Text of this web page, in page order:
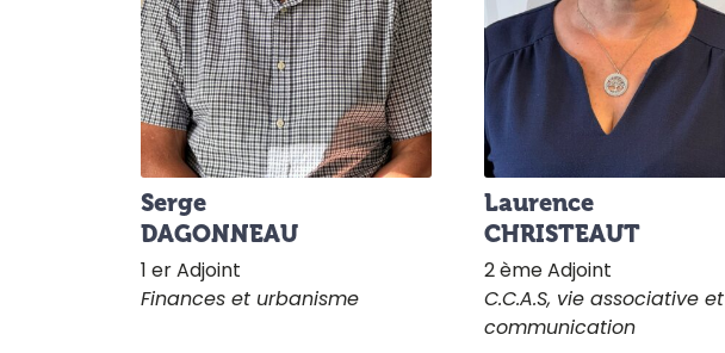
Serge
DAGONNEAU
1 er Adjoint
Finances et urbanisme
Laurence
CHRISTEAUT
2 ème Adjoint
C.C.A.S, vie associative et
communication